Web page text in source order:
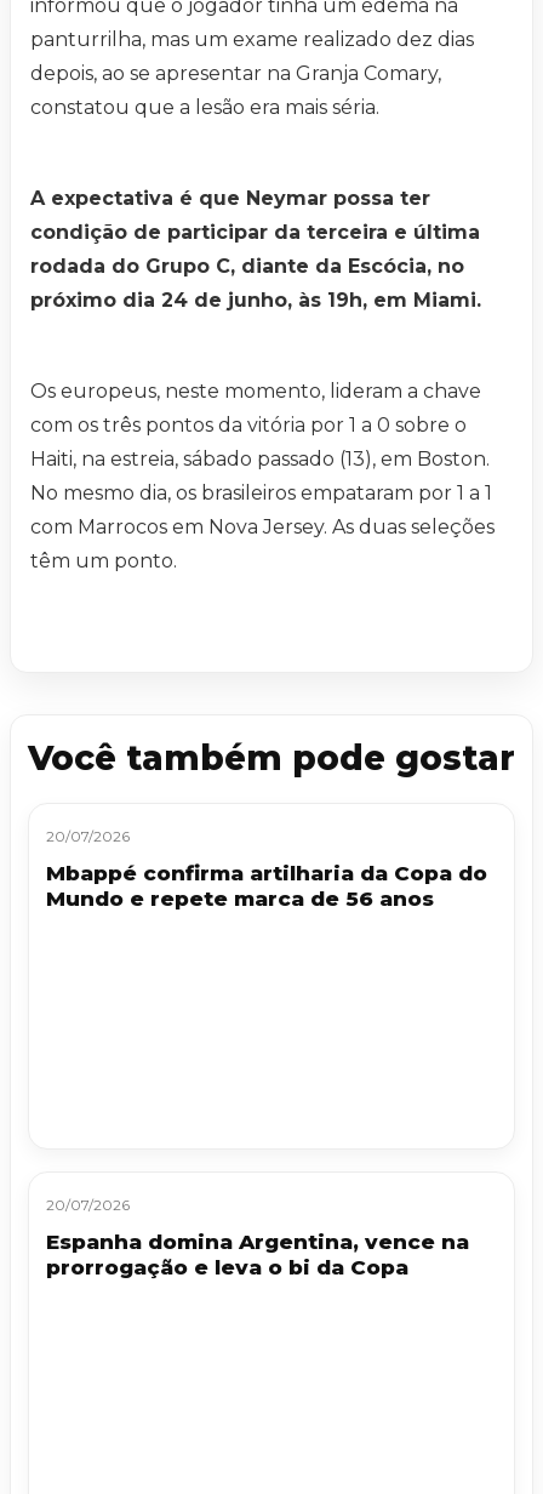
informou que o jogador tinha um edema na
panturrilha, mas um exame realizado dez dias
depois, ao se apresentar na Granja Comary,
constatou que a lesão era mais séria.
A expectativa é que Neymar possa ter
condição de participar da terceira e última
rodada do Grupo C, diante da Escócia, no
próximo dia 24 de junho, às 19h, em Miami.
Os europeus, neste momento, lideram a chave
com os três pontos da vitória por 1 a 0 sobre o
Haiti, na estreia, sábado passado (13), em Boston.
No mesmo dia, os brasileiros empataram por 1 a 1
com Marrocos em Nova Jersey. As duas seleções
têm um ponto.
Você também pode gostar
20/07/2026
Mbappé confirma artilharia da Copa do
Mundo e repete marca de 56 anos
20/07/2026
Espanha domina Argentina, vence na
prorrogação e leva o bi da Copa